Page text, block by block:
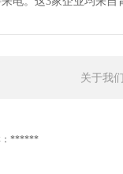
关于我
：******